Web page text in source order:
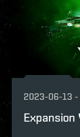
2023-06-13 -
Expansion